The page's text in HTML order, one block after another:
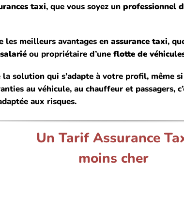
taxi, que vous soyez un professionnel
les meilleurs avantages en assurance taxi,
ou propriétaire d’une flotte de
solution qui s’adapte à votre profil, même
au véhicule, au chauffeur et passagers,
aux risques.
Un Tarif Assurance
moins cher